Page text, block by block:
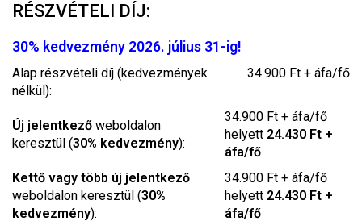
RÉSZVÉTELI DÍJ:
30% kedvezmény 2026. július 31-ig!
Alap részvételi díj (kedvezmények
nélkül):
34.900 Ft + áfa/fő
Új jelentkező weboldalon
keresztül (30% kedvezmény):
34.900 Ft + áfa/fő
helyett 24.430 Ft +
áfa/fő
Kettő vagy több új jelentkező
weboldalon keresztül (30%
kedvezmény):
34.900 Ft + áfa/fő
helyett 24.430 Ft +
áfa/fő